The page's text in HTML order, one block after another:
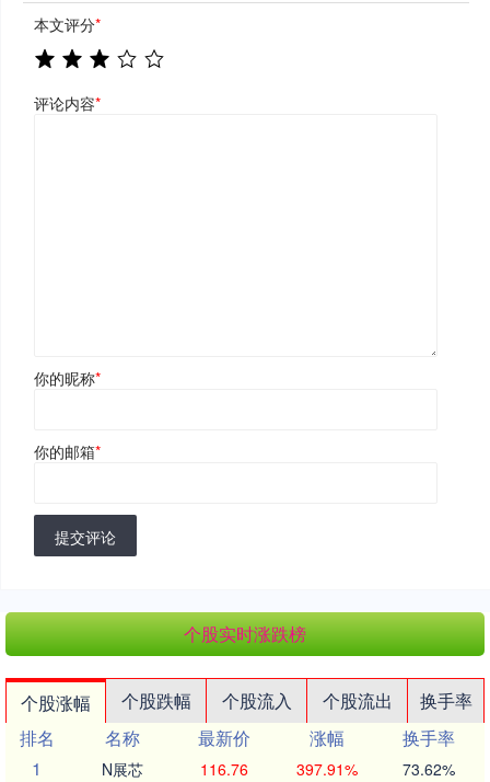
本文评分*
评论内容*
你的昵称*
你的邮箱*
提交评论
个股实时涨跌榜
个股涨幅 个股跌幅 个股流入 个股流出
换手率
排名
名称 最新价 涨幅
换手率
1
N展芯 116.76 397.91% 73.62%